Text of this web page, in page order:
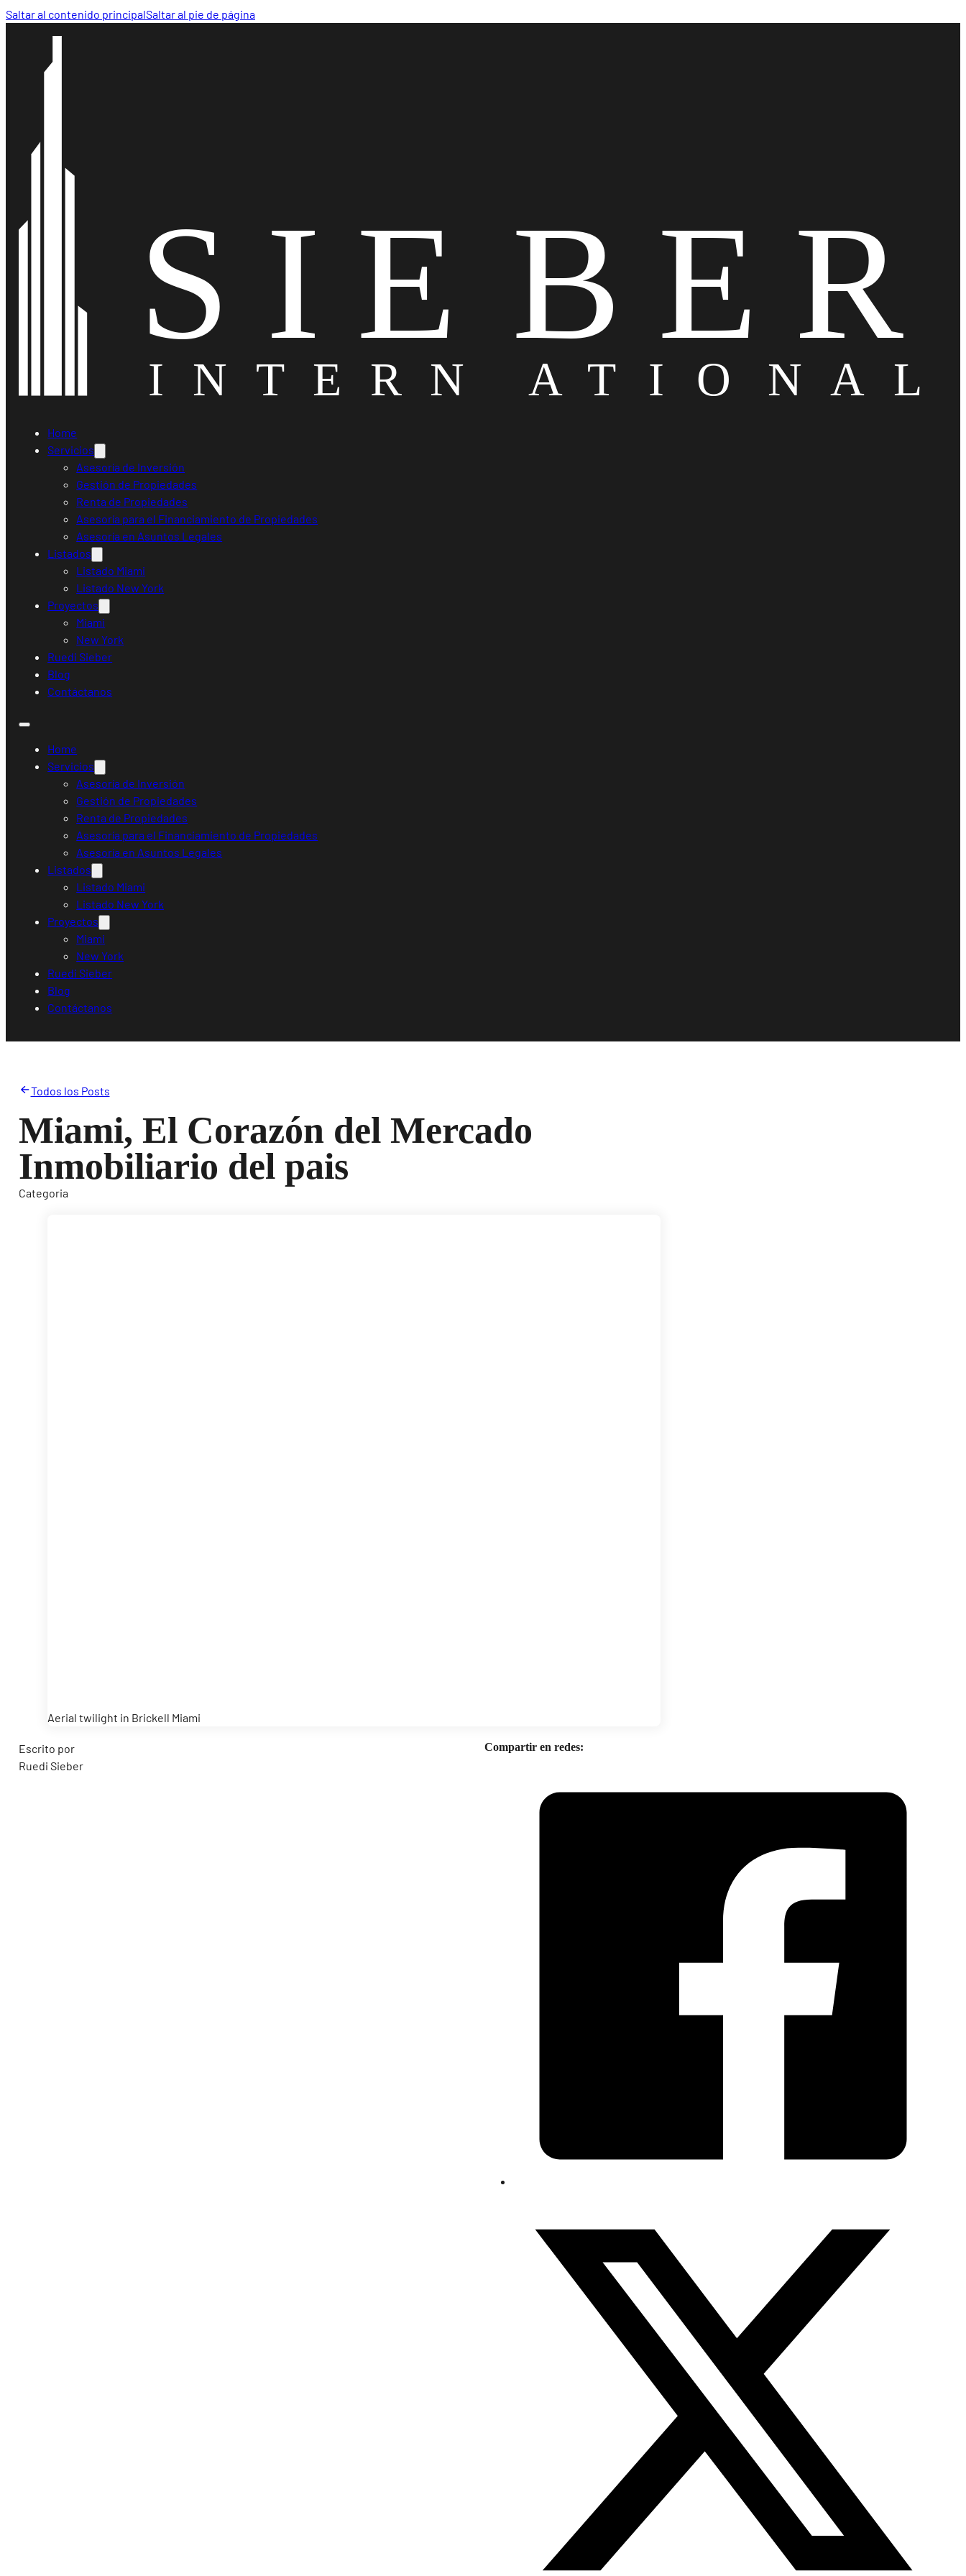
Saltar al contenido principalSaltar al pie de página
Home
Servicios
Asesoría de Inversión
Gestión de Propiedades
Renta de Propiedades
Asesoría para el Financiamiento de Propiedades
Asesoría en Asuntos Legales
Listados
Listado Miami
Listado New York
Proyectos
Miami
New York
Ruedi Sieber
Blog
Contáctanos
Home
Servicios
Asesoría de Inversión
Gestión de Propiedades
Renta de Propiedades
Asesoría para el Financiamiento de Propiedades
Asesoría en Asuntos Legales
Listados
Listado Miami
Listado New York
Proyectos
Miami
New York
Ruedi Sieber
Blog
Contáctanos
Todos los Posts
Miami, El Corazón del Mercado
Inmobiliario del pais
Categoria
Aerial twilight in Brickell Miami
Escrito por
Ruedi Sieber
Compartir en redes: